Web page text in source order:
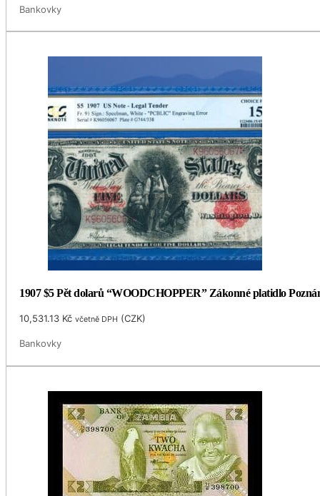
Bankovky
1907 $5 Pět dolarů “WOODCHOPPER” Zákonné platidlo
10,531.13 Kč včetně DPH (CZK)
Bankovky